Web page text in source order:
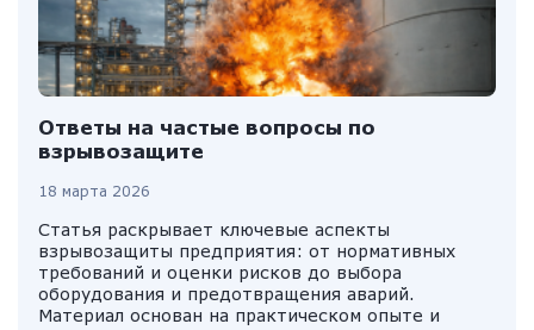
Ответы на частые вопросы по
взрывозащите
18 марта 2026
Статья раскрывает ключевые аспекты
взрывозащиты предприятия: от нормативных
требований и оценки рисков до выбора
оборудования и предотвращения аварий.
Материал основан на практическом опыте и